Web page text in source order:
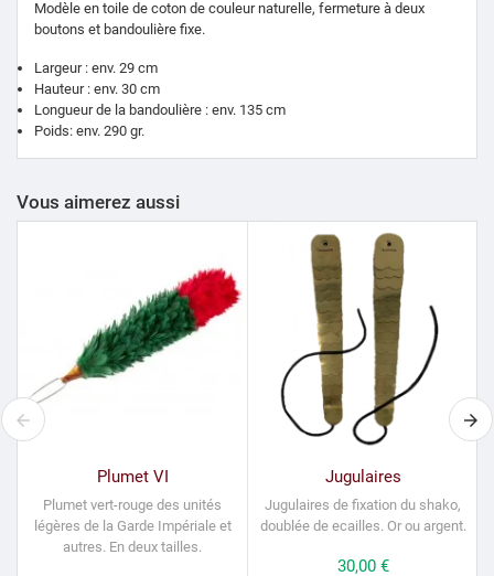
Modèle en toile de coton de couleur naturelle, fermeture à deux
boutons et bandoulière fixe.
Largeur : env. 29 cm
Hauteur : env. 30 cm
Longueur de la bandoulière : env. 135 cm
Poids: env. 290 gr.
Vous aimerez aussi
Plumet VI
Plumet vert-rouge des unités
légères de la Garde Impériale et
autres. En deux tailles.
Jugulaires
Jugulaires de fixation du shako,
doublée de ecailles. Or ou argent.
Prix
30,00 €